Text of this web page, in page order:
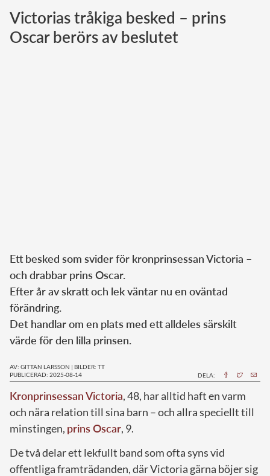
Norska kungahuset
Danska kungahuset
Victorias tråkiga besked – prins
Oscar berörs av beslutet
Ett besked som svider för kronprinsessan Victoria –
och drabbar prins Oscar.
Efter år av skratt och lek väntar nu en oväntad
förändring.
Det handlar om en plats med ett alldeles särskilt
värde för den lilla prinsen.
AV: GITTAN LARSSON | BILDER: TT
PUBLICERAD: 2025-08-14
DELA:
Kronprinsessan Victoria, 48, har alltid haft en varm
och nära relation till sina barn – och allra speciellt till
minstingen, prins Oscar, 9.
De två delar ett lekfullt band som ofta syns vid
offentliga framträdanden, där Victoria gärna böjer sig